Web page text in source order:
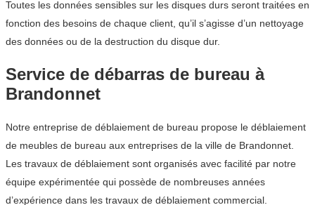
Toutes les données sensibles sur les disques durs seront traitées en
fonction des besoins de chaque client, qu’il s’agisse d’un nettoyage
des données ou de la destruction du disque dur.
Service de débarras de bureau à
Brandonnet
Notre entreprise de déblaiement de bureau propose le déblaiement
de meubles de bureau aux entreprises de la ville de Brandonnet.
Les travaux de déblaiement sont organisés avec facilité par notre
équipe expérimentée qui possède de nombreuses années
d’expérience dans les travaux de déblaiement commercial.